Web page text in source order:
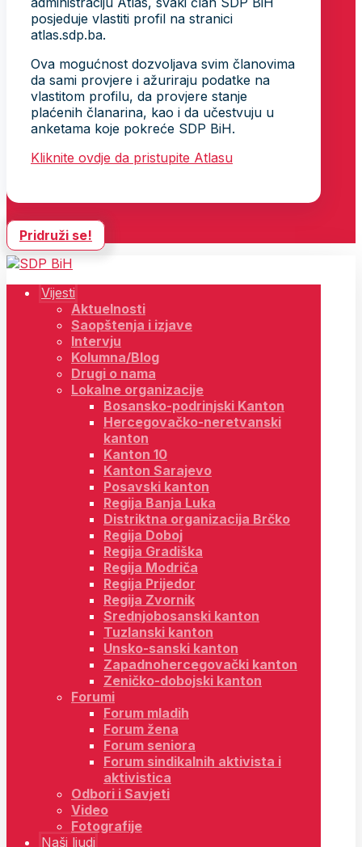
posjeduje vlastiti profil na stranici
atlas.sdp.ba.
Ova mogućnost dozvoljava svim članovima
da sami provjere i ažuriraju podatke na
vlastitom profilu, da provjere stanje
plaćenih članarina, kao i da učestvuju u
anketama koje pokreće SDP BiH.
Kliknite ovdje da pristupite Atlasu
Pridruži se!
Vijesti
Aktuelnosti
Saopštenja i izjave
Intervju
Kolumna/Blog
Drugi o nama
Lokalne organizacije
Bosansko-podrinjski Kanton
Hercegovačko-neretvanski
kanton
Kanton 10
Kanton Sarajevo
Posavski kanton
Regija Banja Luka
Distriktna organizacija Brčko
Regija Doboj
Regija Gradiška
Regija Modriča
Regija Prijedor
Regija Zvornik
Srednjobosanski kanton
Tuzlanski kanton
Unsko-sanski kanton
Zapadnohercegovački kanton
Zeničko-dobojski kanton
Forumi
Forum mladih
Forum žena
Forum seniora
Forum sindikalnih aktivista i
aktivistica
Odbori i Savjeti
Video
Fotografije
Naši ljudi